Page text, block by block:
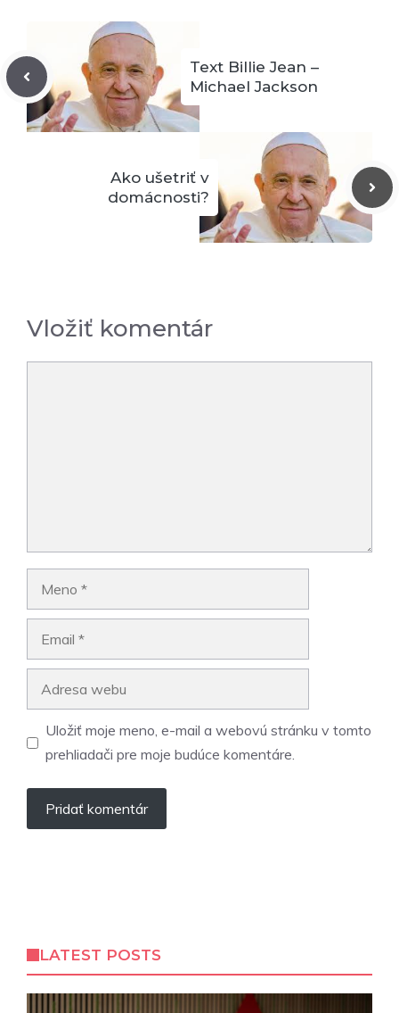
Text Billie Jean –
Michael Jackson
Ako ušetriť v
domácnosti?
Vložiť komentár
Uložiť moje meno, e-mail a webovú stránku v tomto
prehliadači pre moje budúce komentáre.
LATEST POSTS